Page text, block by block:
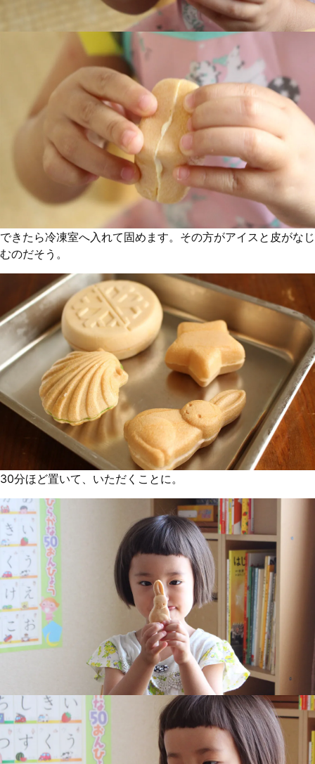
できたら冷凍室へ入れて固めます。その方がアイスと皮がなじ
むのだそう。
30分ほど置いて、いただくことに。